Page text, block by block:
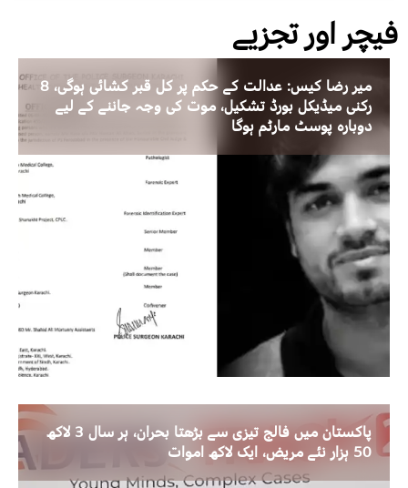
فیچر اور تجزیے
میر رضا کیس: عدالت کے حکم پر کل قبر کشائی ہوگی، 8
رکنی میڈیکل بورڈ تشکیل، موت کی وجہ جاننے کے لیے
دوبارہ پوسٹ مارٹم ہوگا
پاکستان میں فالج تیزی سے بڑھتا بحران، ہر سال 3 لاکھ
50 ہزار نئے مریض، ایک لاکھ اموات